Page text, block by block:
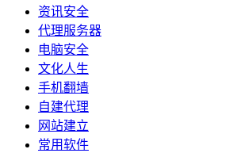
资讯安全
代理服务器
电脑安全
文化人生
手机翻墙
自建代理
网站建立
常用软件